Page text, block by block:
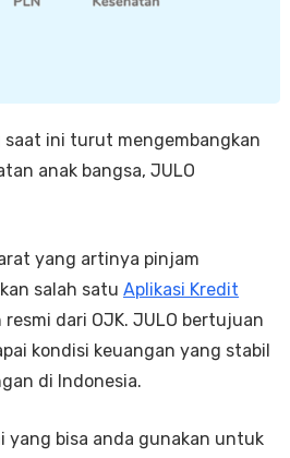
saat ini turut mengembangkan
anak bangsa, JULO
yang artinya pinjam
salah satu Aplikasi Kredit
dari OJK. JULO bertujuan
kondisi keuangan yang stabil
di Indonesia.
yang bisa anda gunakan untuk